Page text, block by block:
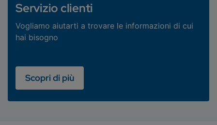
Servizio clienti
Vogliamo aiutarti a trovare le informazioni di cui
hai bisogno
Scopri di più